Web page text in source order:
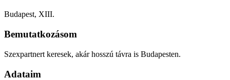
Budapest, XIII.
Bemutatkozásom
Szexpartnert keresek, akár hosszú távra is Budapesten.
Adataim